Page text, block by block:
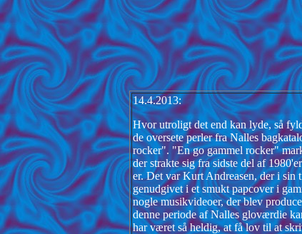
14.4.2013:
Hvor utroligt det end kan lyde, så
de oversete perler fra Nalles
rocker". "En go gammel rocker"
der strakte sig fra sidste del af
er. Det var Kurt Andreasen, der i sin
genudgivet i et smukt papcover i
nogle musikvideoer, der blev
denne periode af Nalles gloværdie
har været så heldig, at få lov til at